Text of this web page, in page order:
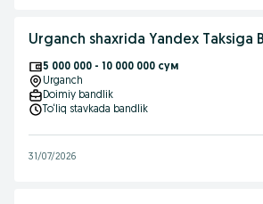
Urganch shaxrida Yandex Taksiga
5 000 000 - 10 000 000 сум
Urganch
Doimiy bandlik
To‘liq stavkada bandlik
31/07/2026